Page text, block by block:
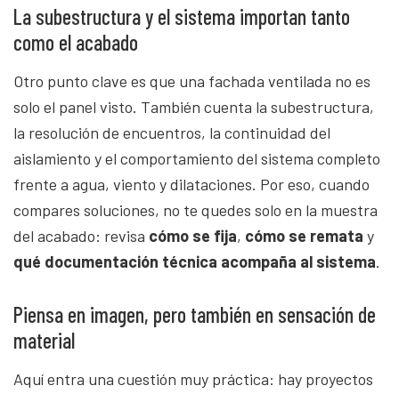
La subestructura y el sistema importan tanto
como el acabado
Otro punto clave es que una fachada ventilada no es
solo el panel visto. También cuenta la subestructura,
la resolución de encuentros, la continuidad del
aislamiento y el comportamiento del sistema completo
frente a agua, viento y dilataciones. Por eso, cuando
compares soluciones, no te quedes solo en la muestra
del acabado: revisa cómo se fija, cómo se remata y
qué documentación técnica acompaña al sistema.
Piensa en imagen, pero también en sensación de
material
Aquí entra una cuestión muy práctica: hay proyectos